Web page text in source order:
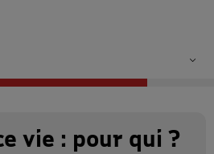
vie : pour qui ?